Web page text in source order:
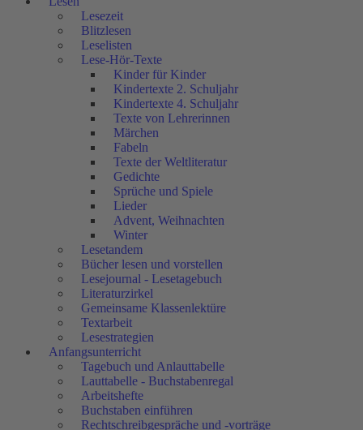
Lesezeit
Blitzlesen
Leselisten
Lese-Hör-Texte
Kinder für Kinder
Kindertexte 2. Schuljahr
Kindertexte 4. Schuljahr
Texte von Lehrerinnen
Märchen
Fabeln
Texte der Weltliteratur
Gedichte
Sprüche und Spiele
Lieder
Advent, Weihnachten
Winter
Lesetandem
Bücher lesen und vorstellen
Lesejournal - Lesetagebuch
Literaturzirkel
Gemeinsame Klassenlektüre
Textarbeit
Lesestrategien
Anfangsunterricht
Tagebuch und Anlauttabelle
Lauttabelle - Buchstabenregal
Arbeitshefte
Buchstaben einführen
Rechtschreibgespräche und -vorträge